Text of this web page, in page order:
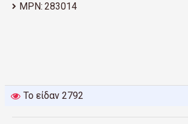
MPN: 283014
Το είδαν 2792